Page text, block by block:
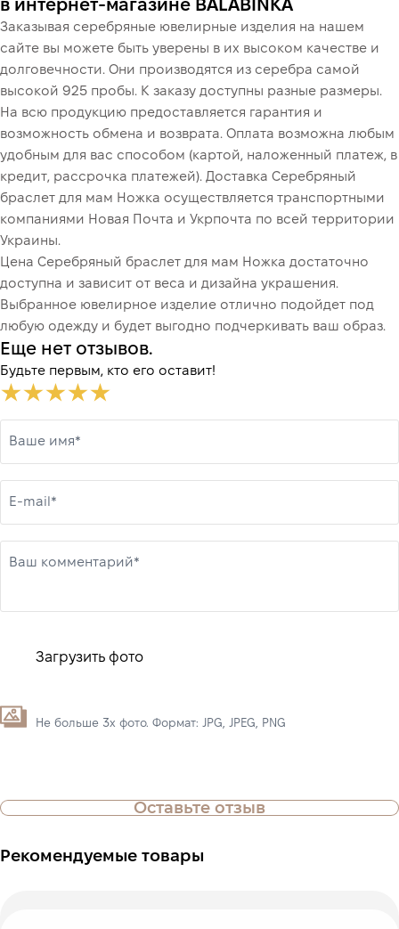
в интернет-магазине BALABINKA
Заказывая серебряные ювелирные изделия на нашем
сайте вы можете быть уверены в их высоком качестве и
долговечности. Они производятся из серебра самой
высокой 925 пробы. К заказу доступны разные размеры.
На всю продукцию предоставляется гарантия и
возможность обмена и возврата. Оплата возможна любым
удобным для вас способом (картой, наложенный платеж, в
кредит, рассрочка платежей). Доставка Серебряный
браслет для мам Ножка осуществляется транспортными
компаниями Новая Почта и Укрпочта по всей территории
Украины.
Цена Серебряный браслет для мам Ножка достаточно
доступна и зависит от веса и дизайна украшения.
Выбранное ювелирное изделие отлично подойдет под
любую одежду и будет выгодно подчеркивать ваш образ.
Еще нет отзывов.
Будьте первым, кто его оставит!
Ваше имя*
E-mail*
Ваш комментарий*
Загрузить фото
Не больше 3х фото. Формат: JPG, JPEG, PNG
Оставьте отзыв
Рекомендуемые товары